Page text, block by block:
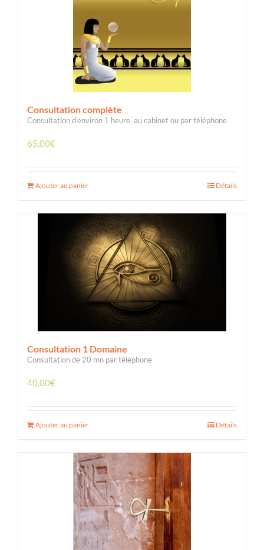
Consultation complète
Consultation d’environ 1 heure, au cabinet ou par téléphone
65,00€
Ajouter au panier Détails
Consultation 1 Domaine
Consultation de 20 mn par téléphone
40,00€
Ajouter au panier Détails